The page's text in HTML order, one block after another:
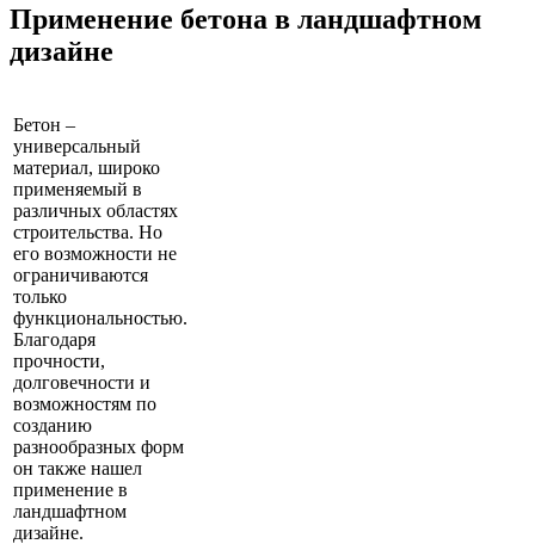
Применение бетона в ландшафтном
дизайне
Бетон –
универсальный
материал, широко
применяемый в
различных областях
строительства. Но
его возможности не
ограничиваются
только
функциональностью.
Благодаря
прочности,
долговечности и
возможностям по
созданию
разнообразных форм
он также нашел
применение в
ландшафтном
дизайне.